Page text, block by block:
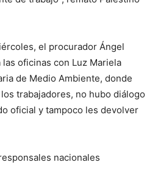
el procurador Ángel
oficinas con Luz Mariela
de Medio Ambiente, donde
trabajadores, no hubo diálogo
oficial y tampoco les devolver
nacionales